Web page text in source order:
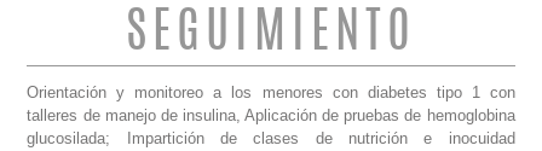
SEGUIMIENTO
Orientación y monitoreo a los menores con diabetes tipo 1 con
talleres de manejo de insulina, Aplicación de pruebas de hemoglobina
glucosilada; Impartición de clases de nutrición e inocuidad